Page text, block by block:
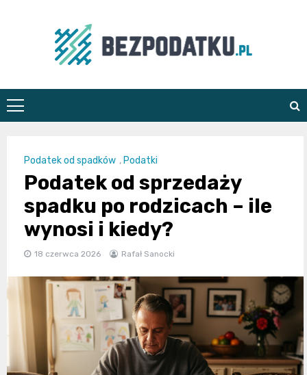
bezpodatku.pl
Podatek od spadków , Podatki
Podatek od sprzedaży
spadku po rodzicach – ile
wynosi i kiedy?
18 czerwca 2026 Rafał Sanocki